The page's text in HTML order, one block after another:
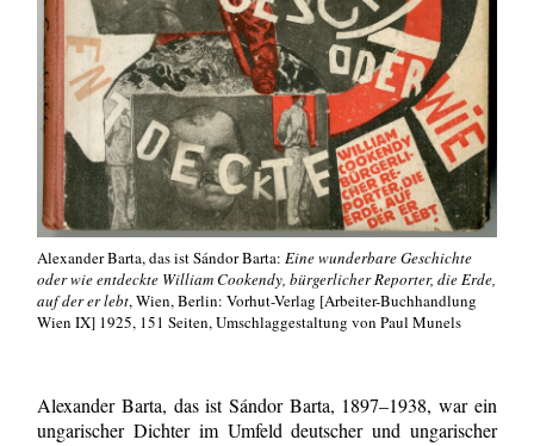
Alexander Barta, das ist Sándor Barta:Eine wunderbare Geschichte
oder wie entdeckte William Cookendy, bürgerlicher Reporter, die Erde,
auf der er lebt, Wien, Berlin: Vorhut-Verlag [Arbeiter-Buchhandlung
Wien IX] 1925, 151 Seiten, Umschlaggestaltung von Paul Munels
Alexander Barta, das ist Sándor Barta, 1897–1938, war ein
ungarischer Dichter im Umfeld deutscher und ungarischer